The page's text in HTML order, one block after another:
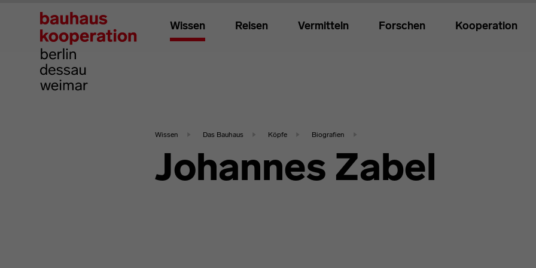
Wissen Reisen Vermitteln Forschen Kooperation
Wissen Das Bauhaus Köpfe Biografien
Johannes Zabel